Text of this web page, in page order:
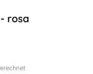
rosa